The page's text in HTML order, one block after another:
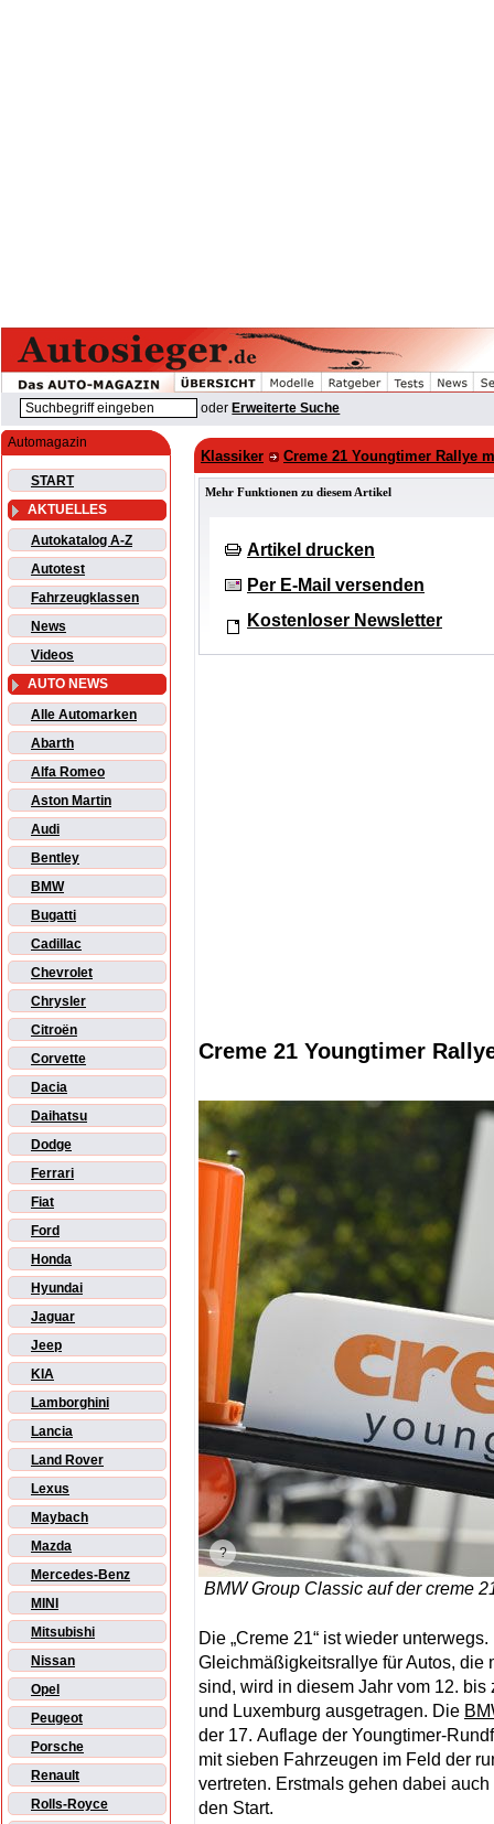
oder Erweiterte Suche
Automagazin
START
AKTUELLES
Autokatalog A-Z
Autotest
Fahrzeugklassen
News
Videos
AUTO NEWS
Alle Automarken
Abarth
Alfa Romeo
Aston Martin
Audi
Bentley
BMW
Bugatti
Cadillac
Chevrolet
Chrysler
Citroën
Corvette
Dacia
Daihatsu
Dodge
Ferrari
Fiat
Ford
Honda
Hyundai
Jaguar
Jeep
KIA
Lamborghini
Lancia
Land Rover
Lexus
Maybach
Mazda
Mercedes-Benz
MINI
Mitsubishi
Nissan
Opel
Peugeot
Porsche
Renault
Rolls-Royce
Klassiker Creme 21 Youngtimer Rallye
Mehr Funktionen zu diesem Artikel
Artikel drucken
Per E-Mail versenden
Kostenloser Newsletter
Creme 21 Youngtimer
BMW Group Classic auf der creme
Die „Creme 21“ ist wieder
Gleichmäßigkeitsrallye für Autos, die
sind, wird in diesem Jahr vom 12.
und Luxemburg ausgetragen. Die
der 17. Auflage der Youngtimer-
mit sieben Fahrzeugen im Feld der
vertreten. Erstmals gehen dabei
den Start.